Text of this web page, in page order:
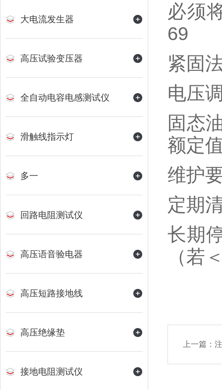
大电流发生器
高压试验变压器
全自动电容电感测试仪
滑触线指示灯
多一
回路电阻测试仪
高压语音验电器
高压短路接地线
高压绝缘垫
接地电阻测试仪
必须
69
紧固
电压
固态
额定
维护
定期
长期
（若
上一篇：